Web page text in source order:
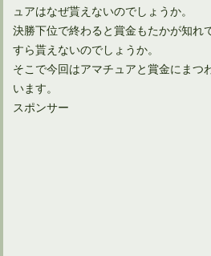
ュアはなぜ貰えないのでしょうか。
決勝下位で終わると賞金もたかが知れ
すら貰えないのでしょうか。
そこで今回はアマチュアと賞金にまつ
います。
スポンサー